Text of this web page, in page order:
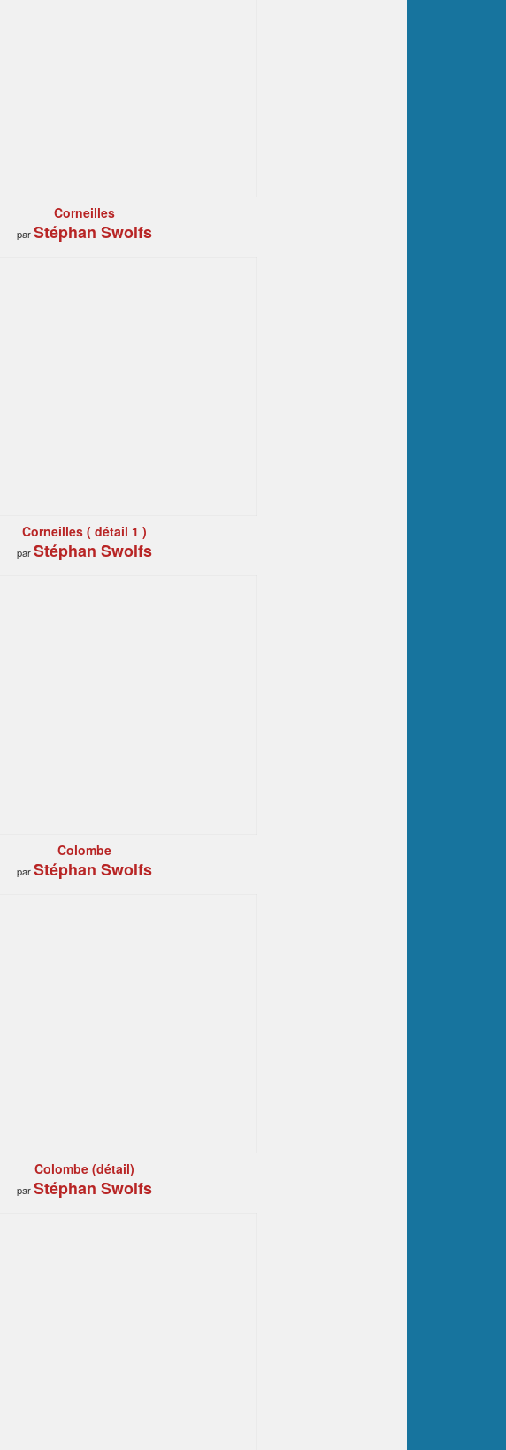
Corneilles
parStéphan Swolfs
Corneilles ( détail 1 )
parStéphan Swolfs
Colombe
parStéphan Swolfs
Colombe (détail)
parStéphan Swolfs